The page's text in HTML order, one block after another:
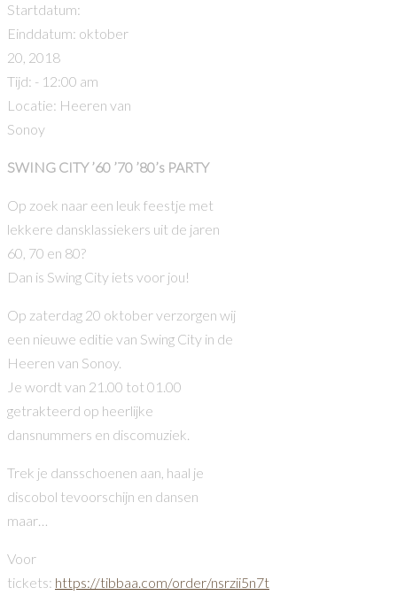
Startdatum:
Einddatum: oktober
20, 2018
Tijd: - 12:00 am
Locatie: Heeren van
Sonoy
SWING CITY ’60 ’70 ’80’s PARTY
Op zoek naar een leuk feestje met
lekkere dansklassiekers uit de jaren
60, 70 en 80?
Dan is Swing City iets voor jou!
Op zaterdag 20 oktober verzorgen wij
een nieuwe editie van Swing City in de
Heeren van Sonoy.
Je wordt van 21.00 tot 01.00
getrakteerd op heerlijke
dansnummers en discomuziek.
Trek je dansschoenen aan, haal je
discobol tevoorschijn en dansen
maar…
Voor
tickets: https://tibbaa.com/order/nsrzii5n7t